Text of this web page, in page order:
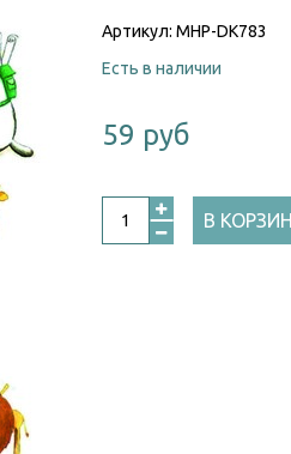
Артикул: MHP-DK783
Есть в наличии
59 руб
В